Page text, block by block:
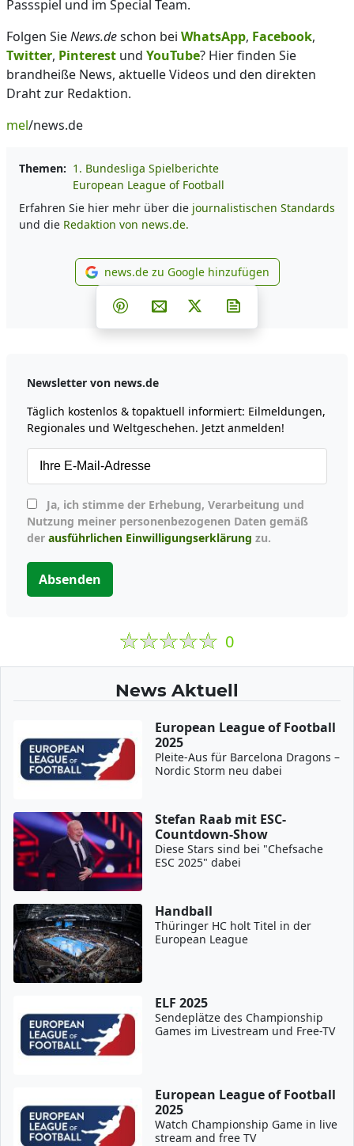
Passspiel und im Special Team.
Folgen SieNews.deschon bei WhatsApp, Facebook,
Twitter, Pinterest und YouTube? Hier finden Sie
brandheiße News, aktuelle Videos und den direkten
Draht zur Redaktion.
mel/news.de
Themen: 1. Bundesliga Spielberichte
European League of Football
Erfahren Sie hier mehr über die journalistischen Standards
und die Redaktion von news.de.
news.de zu Google
news.de zu Google hinzufügen
Teilen auf Facebook
Teilen auf Whatsapp
Teilen auf Telegram
Teilen auf Pinterest
Per E-Mail teilen
Post auf X
Newsletter von news.de
Täglich kostenlos & topaktuell informiert: Eilmeldungen,
Regionales und Weltgeschehen. Jetzt anmelden!
Nutzung meiner personenbezogenen Daten gemäß
der ausführlichen Einwilligungserklärung zu.
Absenden
0
News Aktuell
European League of Football
2025
Pleite-Aus für Barcelona Dragons –
Nordic Storm neu dabei
Stefan Raab mit ESC-
Countdown-Show
Diese Stars sind bei "Chefsache
ESC 2025" dabei
Handball
Thüringer HC holt Titel in der
European League
ELF 2025
Sendeplätze des Championship
Games im Livestream und Free-TV
European League of Football
2025
Watch Championship Game in live
stream and free TV